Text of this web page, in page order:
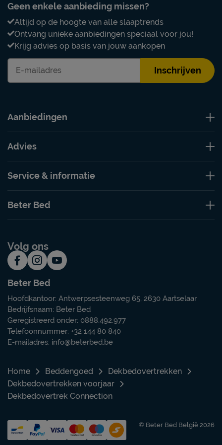
Geen enkele aanbieding missen?
Altijd op de hoogte van alle slaaptrends
Ontvang unieke aanbiedingen speciaal voor jou!
Krijg advies op basis van jouw aankopen
Inschrijven
Aanbiedingen
Advies
Service & informatie
Beter Bed
Volg ons
Beter Bed
Hoofdkantoor: Antwerpsesteenweg 65, 2630 Aartselaar
Bedrijfsnaam: Beter Bed
Geregistreerd onder: 0888.492.977
Telefoonnummer: +32 144 80 840
E-mailadres: info@beterbed.be
Home Beddengoed
Dekbedovertrekken
Dekbedovertrekken voorjaar
Dekbedovertrek Connection
© Beter Bed België 2026